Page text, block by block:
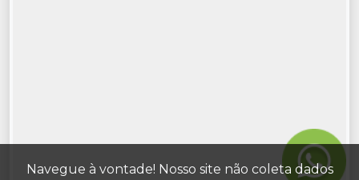
Navegue à vontade! Nosso site não coleta dados